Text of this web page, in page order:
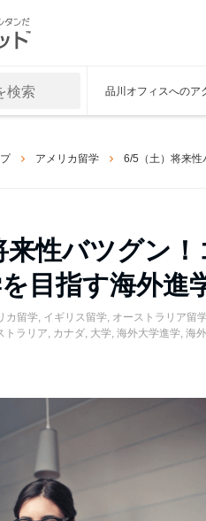
品川オフィスへのア
アメリカ留学
来性バツグン
目指す海外進
カ留学, イギリス留学, オーストラリア留
トラリア, カナダ, 大学, 海外大学進学, 海